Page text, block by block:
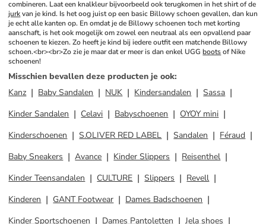
jurk van je kind. Is het oog juist op een basic Billowy schoen gevallen, dan kun
je echt alle kanten op. En omdat je de Billowy schoenen toch met korting
aanschaft, is het ook mogelijk om zowel een neutraal als een opvallend paar
schoenen te kiezen. Zo heeft je kind bij iedere outfit een matchende Billowy
schoen.<br><br>Zo zie je maar dat er meer is dan enkel UGG boots of Nike
schoenen!
Misschien bevallen deze producten je ook:
Kanz
Baby Sandalen NUK Kindersandalen
Sassa
Kinder Sandalen
Celavi Babyschoenen
OYOY mini
Kinderschoenen
S.OLIVER RED LABEL Sandalen
Féraud
Baby Sneakers
Avance Kinder Slippers
Reisenthel
Kinder Teensandalen
CULTURE Slippers
Revell
Kinderen
GANT Footwear
Dames Badschoenen
Kinder Sportschoenen
Dames Pantoletten
Jela shoes